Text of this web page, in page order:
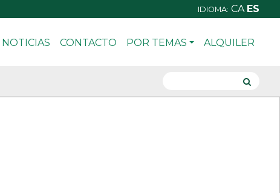
IDIOMA: CA ES
NOTICIAS CONTACTO POR TEMAS ALQUILER